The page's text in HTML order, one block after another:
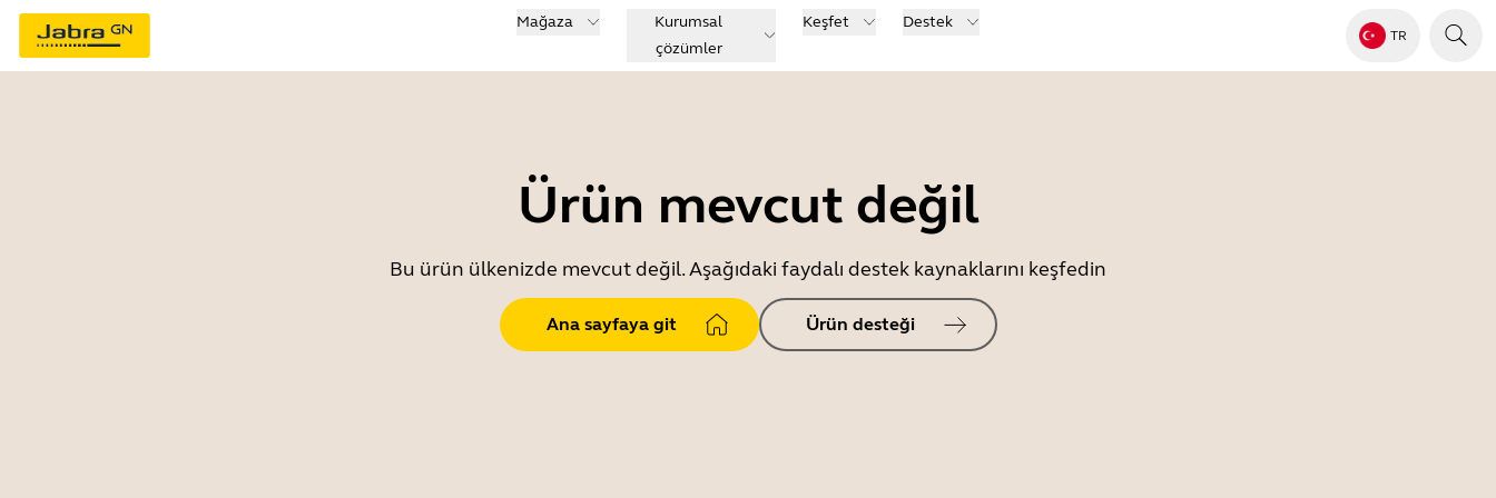
Mağaza
Kurumsal
çözümler
Keşfet Destek
TR
Ürün mevcut değil
Bu ürün ülkenizde mevcut değil. Aşağıdaki faydalı destek kaynaklarını keşfedin
Ana sayfaya git Ürün desteği